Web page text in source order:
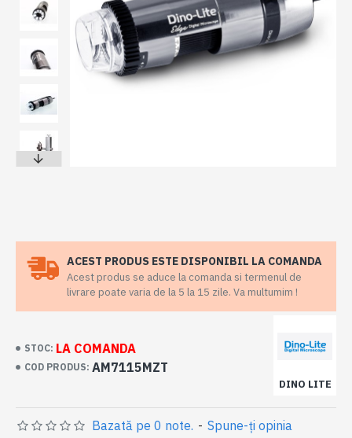
ACEST PRODUS ESTE DISPONIBIL LA COMANDA
Acest produs se aduce la comanda si termenul de
livrare poate varia de la 5 la 15 zile. Va multumim !
STOC: LA COMANDA
COD PRODUS: AM7115MZT
DINO LITE
Bazată pe 0 note. - Spune-ţi opinia